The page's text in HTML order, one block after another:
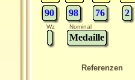
90 98 76 2
Wz Nominal
Medaille
Referenzen